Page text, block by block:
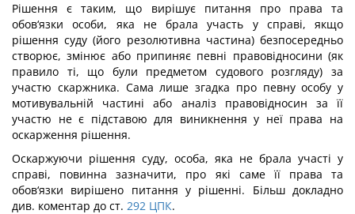
Рішення є таким, що вирішує питання про права та
обов‘язки особи, яка не брала участь у справі, якщо
рішення суду (його резолютивна частина) безпосередньо
створює, змінює або припиняє певні правовідносини (як
правило ті, що були предметом судового розгляду) за
участю скаржника. Сама лише згадка про певну особу у
мотивувальній частині або аналіз правовідносин за її
участю не є підставою для виникнення у неї права на
оскарження рішення.
Оскаржуючи рішення суду, особа, яка не брала участі у
справі, повинна зазначити, про які саме її права та
обов‘язки вирішено питання у рішенні. Більш докладно
див. коментар до ст. 292 ЦПК.